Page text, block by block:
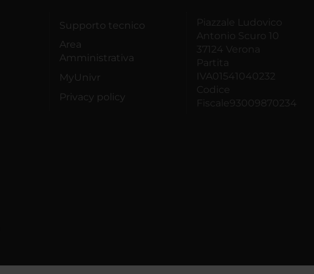
Supporto tecnico
Area
Amministrativa
MyUnivr
Privacy policy
Piazzale Ludovico
Antonio Scuro 10
37124 Verona
Partita
IVA01541040232
Codice
Fiscale93009870234